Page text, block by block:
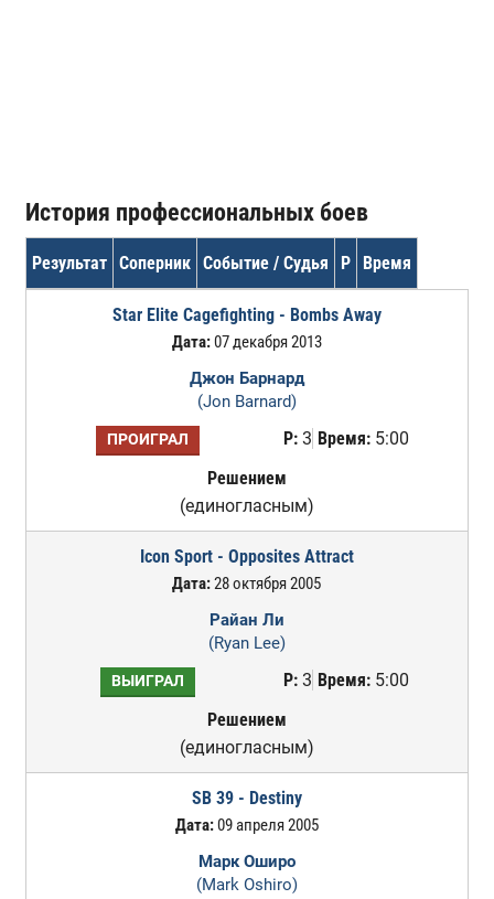
История профессиональных боев
Результат Соперник Событие / Судья Р Время
Star Elite Cagefighting - Bombs Away
Дата:07 декабря 2013
Джон Барнард
(Jon Barnard)
ПРОИГРАЛ Р:3 Время:5:00
Решением
(единогласным)
Icon Sport - Opposites Attract
Дата:28 октября 2005
Райан Ли
(Ryan Lee)
ВЫИГРАЛ Р:3 Время:5:00
Решением
(единогласным)
SB 39 - Destiny
Дата:09 апреля 2005
Марк Оширо
(Mark Oshiro)